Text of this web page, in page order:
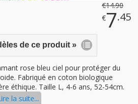
€14.90
€7.45
de ce produit »
rose bleu ciel pour protéger du
Fabriqué en coton biologique
éthique. Taille L, 4-6 ans, 52-54cm.
la suite...